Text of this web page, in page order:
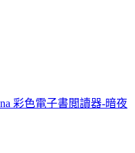
彩色電子書閲讀器-暗夜